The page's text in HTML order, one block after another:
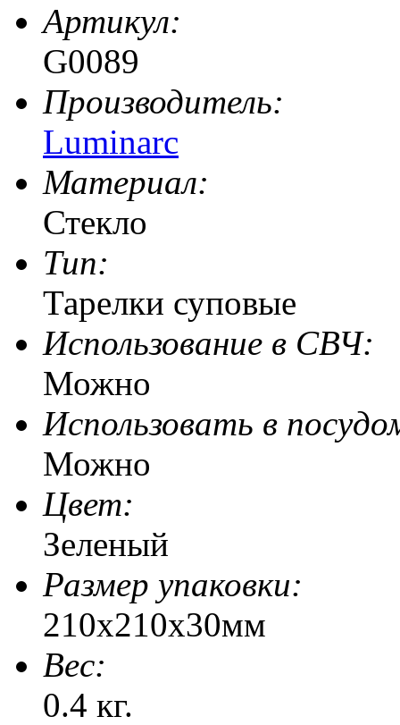
Артикул:
G0089
Производитель:
Luminarc
Материал:
Стекло
Тип:
Тарелки суповые
Использование в СВЧ:
Можно
Использовать в
Можно
Цвет:
Зеленый
Размер упаковки:
210х210х30мм
Веc:
0.4 кг.